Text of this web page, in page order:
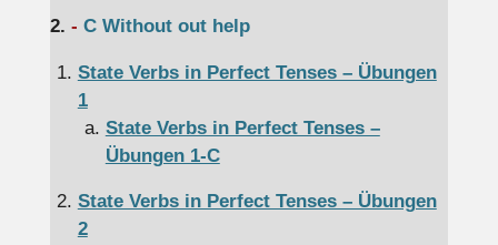
2. - C Without out help
State Verbs in Perfect Tenses – Übungen
1
State Verbs in Perfect Tenses –
Übungen 1-C
State Verbs in Perfect Tenses – Übungen
2